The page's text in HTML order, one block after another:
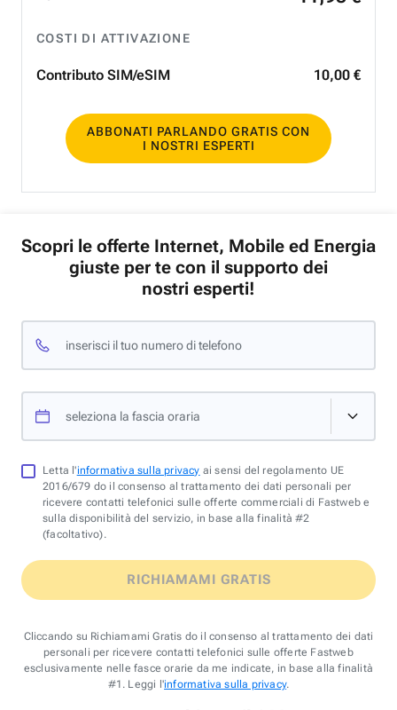
COSTI DI ATTIVAZIONE
Contributo SIM/eSIM 10,00 €
ABBONATI PARLANDO GRATIS CON
I NOSTRI ESPERTI
Scopri le offerte Internet, Mobile ed Energia
giuste per te con il supporto dei
nostri esperti!
inserisci il tuo numero di telefono
seleziona la fascia oraria
Letta l'informativa sulla privacy ai sensi del regolamento UE
2016/679 do il consenso al trattamento dei dati personali per
ricevere contatti telefonici sulle offerte commerciali di Fastweb e
sulla disponibilità del servizio, in base alla finalità #2
(facoltativo).
RICHIAMAMI GRATIS
Cliccando su Richiamami Gratis do il consenso al trattamento dei dati
personali per ricevere contatti telefonici sulle offerte Fastweb
esclusivamente nelle fasce orarie da me indicate, in base alla finalità
#1. Leggi l'informativa sulla privacy.